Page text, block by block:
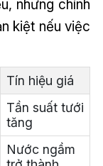
nhưng chính
kiệt nếu việc
Tín hiệu giá
Tần suất tưới
tăng
Nước ngầm